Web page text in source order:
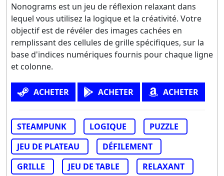
Nonograms est un jeu de réflexion relaxant dans
lequel vous utilisez la logique et la créativité. Votre
objectif est de révéler des images cachées en
remplissant des cellules de grille spécifiques, sur la
base d'indices numériques fournis pour chaque ligne
et colonne.
ACHETER ACHETER ACHETER
STEAMPUNK LOGIQUE
PUZZLE
JEU DE PLATEAU
DÉFILEMENT
GRILLE
JEU DE TABLE
RELAXANT